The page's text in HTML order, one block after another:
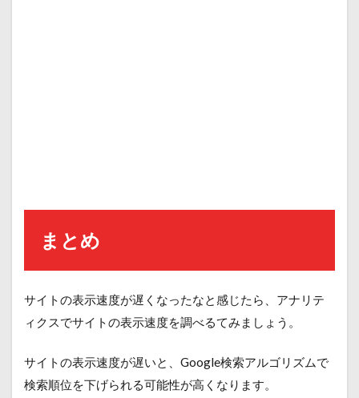
まとめ
サイトの表示速度が遅くなったなと感じたら、アナリテ
ィクスでサイトの表示速度を調べるてみましょう。
サイトの表示速度が遅いと、Google検索アルゴリズムで
検索順位を下げられる可能性が高くなります。